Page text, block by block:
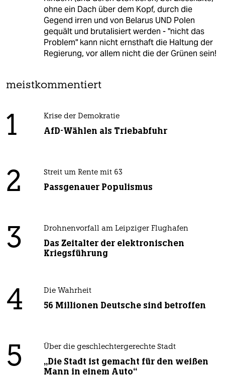
ohne ein Dach über dem Kopf, durch die
Gegend irren und von Belarus UND Polen
gequält und brutalisiert werden - "nicht das
Problem" kann nicht ernsthaft die Haltung der
Regierung, vor allem nicht die der Grünen sein!
meistkommentiert
1 Krise der Demokratie
AfD-Wählen als Triebabfuhr
2 Streit um Rente mit 63
Passgenauer Populismus
3 Drohnenvorfall am Leipziger Flughafen
Das Zeitalter der elektronischen
Kriegsführung
4 Die Wahrheit
56 Millionen Deutsche sind betroffen
5 Über die geschlechtergerechte Stadt
„Die Stadt ist gemacht für den weißen
Mann in einem Auto“